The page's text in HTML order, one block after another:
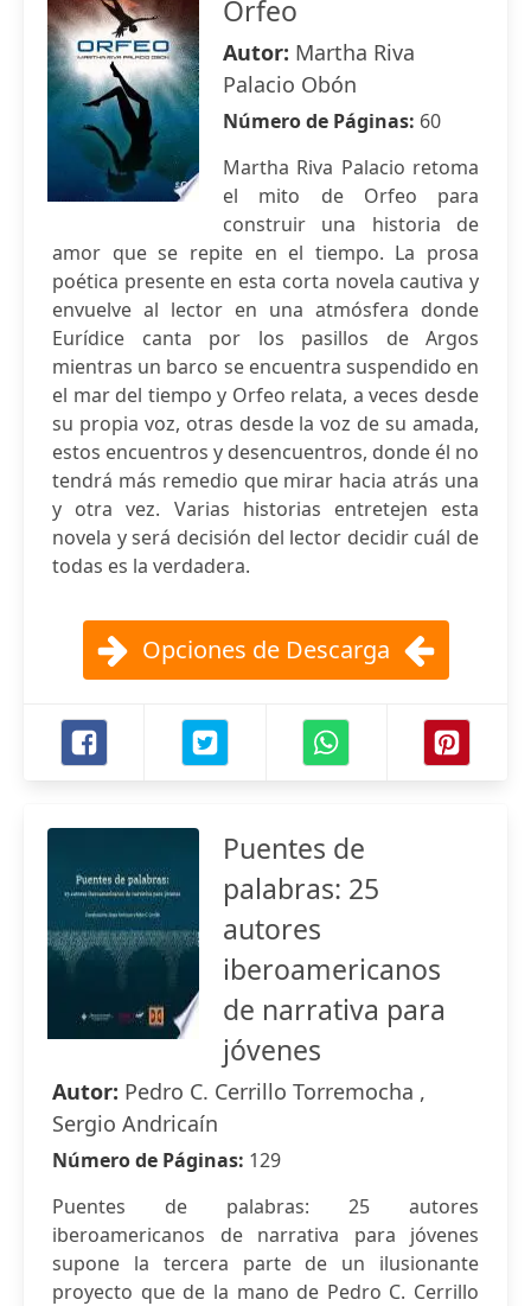
Orfeo
Autor: Martha Riva
Palacio Obón
Número de Páginas: 60
Martha Riva Palacio retoma
el mito de Orfeo para
construir una historia de
amor que se repite en el tiempo. La prosa
poética presente en esta corta novela cautiva y
envuelve al lector en una atmósfera donde
Eurídice canta por los pasillos de Argos
mientras un barco se encuentra suspendido en
el mar del tiempo y Orfeo relata, a veces desde
su propia voz, otras desde la voz de su amada,
estos encuentros y desencuentros, donde él no
tendrá más remedio que mirar hacia atrás una
y otra vez. Varias historias entretejen esta
novela y será decisión del lector decidir cuál de
todas es la verdadera.
Opciones de Descarga
Puentes de
palabras: 25
autores
iberoamericanos
de narrativa para
jóvenes
Autor: Pedro C. Cerrillo Torremocha ,
Sergio Andricaín
Número de Páginas: 129
Puentes de palabras: 25 autores
iberoamericanos de narrativa para jóvenes
supone la tercera parte de un ilusionante
proyecto que de la mano de Pedro C. Cerrillo